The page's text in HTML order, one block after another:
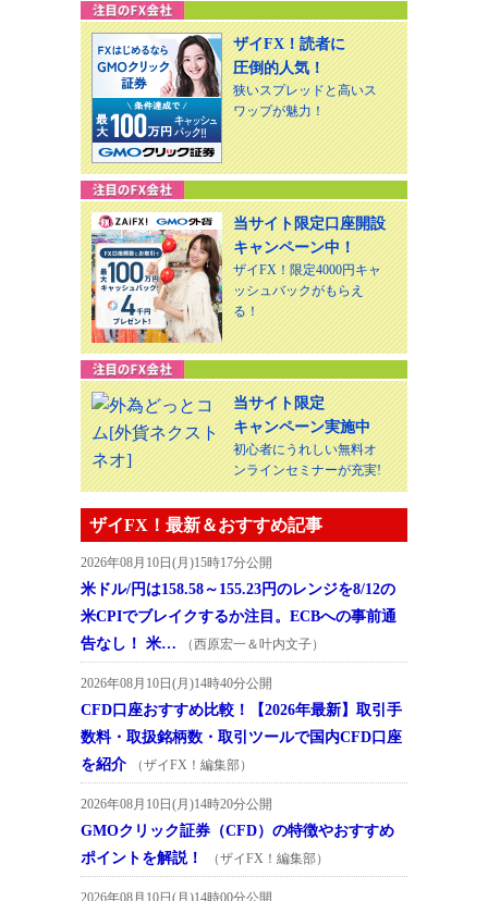
ザイFX！読者に
圧倒的人気！
狭いスプレッドと高いス
ワップが魅力！
当サイト限定口座開設
キャンペーン中！
ザイFX！限定4000円キャ
ッシュバックがもらえ
る！
当サイト限定
キャンペーン実施中
初心者にうれしい無料オ
ンラインセミナーが充実!
ザイFX！最新＆おすすめ記事
2026年08月10日(月)15時17分公開
米ドル/円は158.58～155.23円のレンジを8/12の
米CPIでブレイクするか注目。ECBへの事前通
告なし！ 米…
（西原宏一＆叶内文子）
2026年08月10日(月)14時40分公開
CFD口座おすすめ比較！【2026年最新】取引手
数料・取扱銘柄数・取引ツールで国内CFD口座
を紹介
（ザイFX！編集部）
2026年08月10日(月)14時20分公開
GMOクリック証券（CFD）の特徴やおすすめ
ポイントを解説！
（ザイFX！編集部）
2026年08月10日(月)14時00分公開